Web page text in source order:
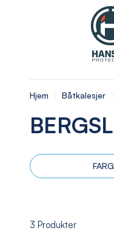
Hjem Båtkalesjer
3 Produkter